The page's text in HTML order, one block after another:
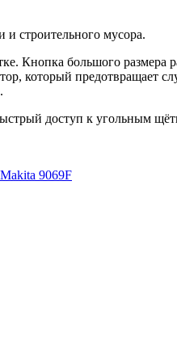
строительного мусора.
Кнопка большого размера
который предотвращает
доступ к угольным
9069F